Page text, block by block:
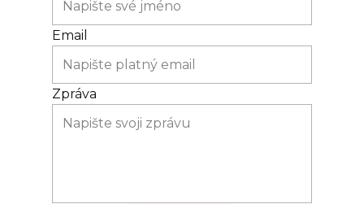
Email
Zpráva